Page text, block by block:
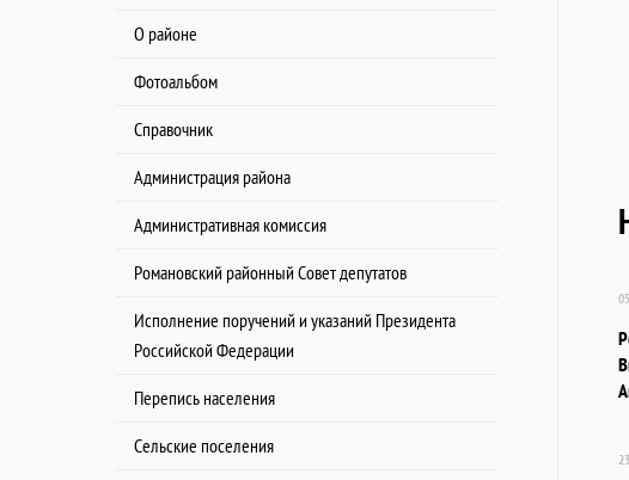
О районе
Фотоальбом
Справочник
Администрация района
Административная комиссия
Романовский районный Совет депутатов
Исполнение поручений и указаний Президента
Российской Федерации
Перепись населения
Сельские поселения